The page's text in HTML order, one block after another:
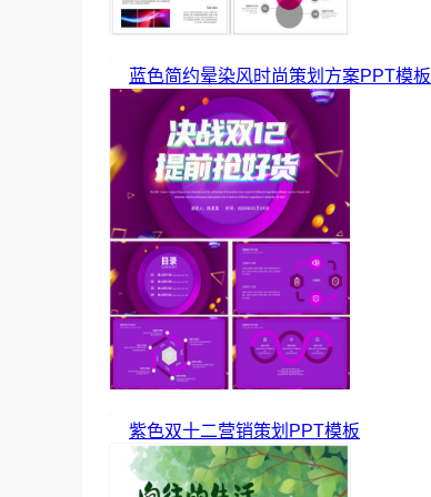
蓝色简约晕染风时尚策划方案PPT模板
紫色双十二营销策划PPT模板